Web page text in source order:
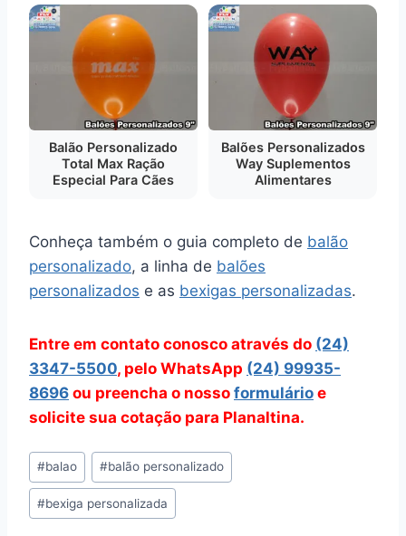
Balão Personalizado
Total Max Ração
Especial Para Cães
Balões Personalizados
Way Suplementos
Alimentares
Conheça também o guia completo de balão
personalizado, a linha de balões
personalizados e as bexigas personalizadas.
Entre em contato conosco através do (24)
3347-5500, pelo WhatsApp (24) 99935-
8696 ou preencha o nosso formulário e
solicite sua cotação para Planaltina.
Tags
do
Post:
#balao #balão personalizado
#bexiga personalizada